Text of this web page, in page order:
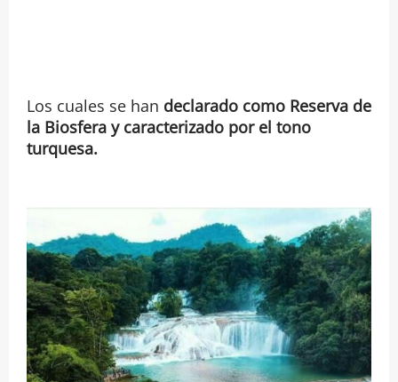
Los cuales se han declarado como Reserva de
la Biosfera y caracterizado por el tono
turquesa.